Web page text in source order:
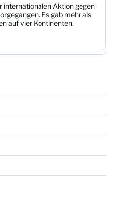
internationalen Aktion gegen
Es gab mehr als
auf vier Kontinenten.